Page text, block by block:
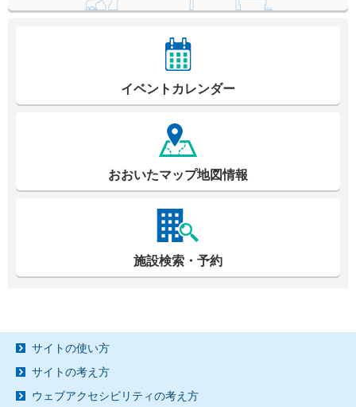
イベントカレンダー
おおいたマップ地図情報
施設検索・予約
サイトの使い方
サイトの考え方
ウェブアクセシビリティの考え方